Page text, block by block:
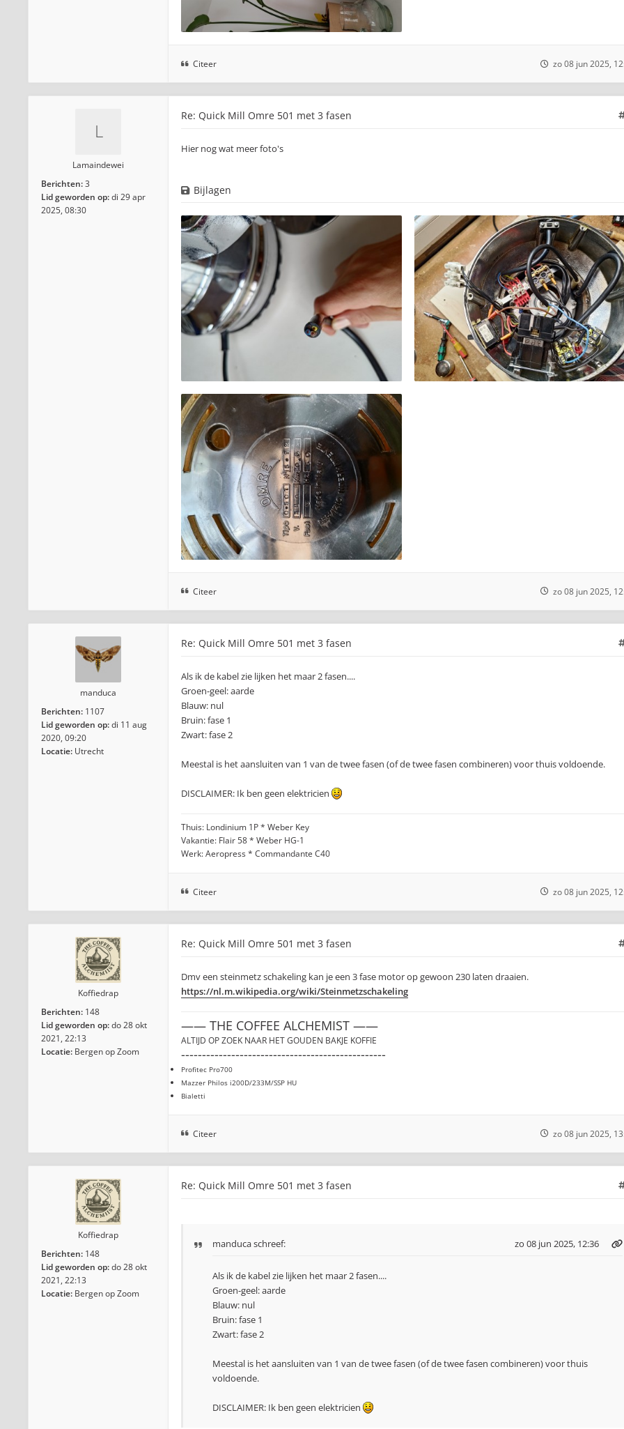
Citeer zo 08 jun 2025,
Lamaindewei
Berichten:3
Lid geworden op:di 29 apr
2025, 08:30
Re: Quick Mill Omre 501 met 3 fasen
Hier nog wat meer foto's
Bijlagen
Citeer zo 08 jun 2025,
manduca
Berichten: 1107
Lid geworden op:di 11 aug
2020, 09:20
Locatie: Utrecht
Re: Quick Mill Omre 501 met 3 fasen
Als ik de kabel zie lijken het maar 2 fasen....
Groen-geel: aarde
Blauw: nul
Bruin: fase 1
Zwart: fase 2
Meestal is het aansluiten van 1 van de twee fasen (of de twee fasen combineren) voor thuis voldoende.
DISCLAIMER: Ik ben geen elektricien
Thuis: Londinium 1P * Weber Key
Vakantie: Flair 58 * Weber HG-1
Werk: Aeropress * Commandante C40
Citeer zo 08 jun 2025,
Koffiedrap
Berichten: 148
Lid geworden op:do 28 okt
2021, 22:13
Locatie: Bergen op Zoom
Re: Quick Mill Omre 501 met 3 fasen
Dmv een steinmetz schakeling kan je een 3 fase motor op gewoon 230 laten draaien.
https://nl.m.wikipedia.org/wiki/Steinmetzschakeling
—— THE COFFEE ALCHEMIST ——
ALTIJD OP ZOEK NAAR HET GOUDEN BAKJE KOFFIE
-------------------------------------------------
Profitec Pro700
Mazzer Philos i200D/233M/SSP HU
Bialetti
Citeer zo 08 jun 2025,
Koffiedrap
Berichten: 148
Lid geworden op:do 28 okt
2021, 22:13
Locatie: Bergen op Zoom
Re: Quick Mill Omre 501 met 3 fasen
manducaschreef: zo 08 jun 2025, 12:36
Als ik de kabel zie lijken het maar 2 fasen....
Groen-geel: aarde
Blauw: nul
Bruin: fase 1
Zwart: fase 2
Meestal is het aansluiten van 1 van de twee fasen (of de twee fasen combineren) voor thuis
voldoende.
DISCLAIMER: Ik ben geen elektricien